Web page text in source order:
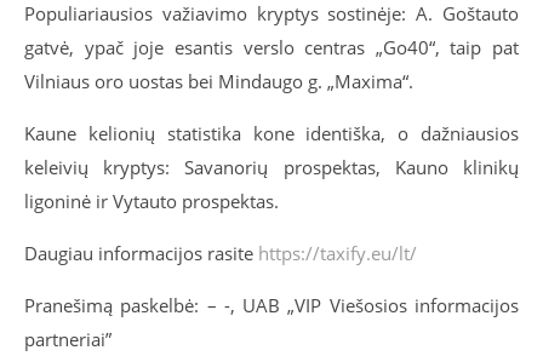
Populiariausios važiavimo kryptys sostinėje: A. Goštauto
gatvė, ypač joje esantis verslo centras „Go40“, taip pat
Vilniaus oro uostas bei Mindaugo g. „Maxima“.
Kaune kelionių statistika kone identiška, o dažniausios
keleivių kryptys: Savanorių prospektas, Kauno klinikų
ligoninė ir Vytauto prospektas.
Daugiau informacijos rasite https://taxify.eu/lt/
Pranešimą paskelbė: – -, UAB „VIP Viešosios informacijos
partneriai”